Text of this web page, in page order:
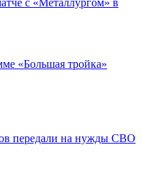
с «Металлургом» в
«Большая тройка»
передали на нужды СВО